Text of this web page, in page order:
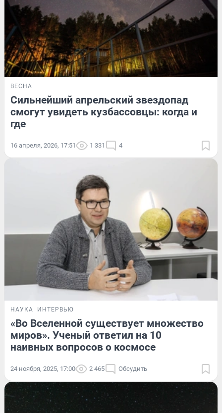
ВЕСНА
Сильнейший апрельский звездопад
смогут увидеть кузбассовцы: когда и
где
16 апреля, 2026, 17:51 1 331 4
НАУКА ИНТЕРВЬЮ
«Во Вселенной существует множество
миров». Ученый ответил на 10
наивных вопросов о космосе
24 ноября, 2025, 17:00 2 465 Обсудить